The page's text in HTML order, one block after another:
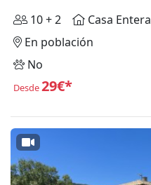
10 + 2
Casa Entera
En población
No
Desde29€*